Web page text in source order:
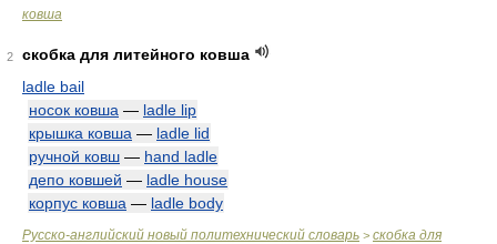
ковша
2
скобка для литейного ковша
ladle bail
носок ковша — ladle lip
крышка ковша — ladle lid
ручной ковш — hand ladle
депо ковшей — ladle house
корпус ковша — ladle body
Русско-английский новый политехнический словарь > скобка для